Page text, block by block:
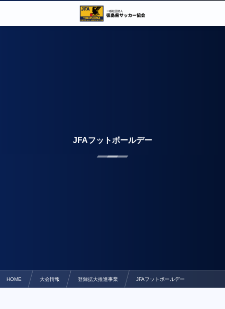
JFAフットボールデー
HOME 大会情報 登録拡大推進事業 JFAフットボールデー